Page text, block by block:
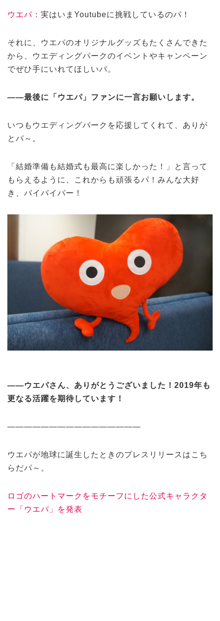
ウエパ： 実はいまYoutubeに挑戦しているのパ！
それに、ウエパのオリジナルグッズもたくさんできた
から、ウエディングパークのイベントやキャンペーン
でぜひ手にいれてほしいパ。
——最後に「ウエパ」ファンに一言お願いします。
いつもウエディングパークを応援してくれて、ありが
とパ～。
「結婚準備も結婚式も最高に楽しかった！」と言って
もらえるように、これからも頑張るパ！みんな大好
き、バイバイパー！
——ウエパさん、ありがとうございました！2019年も
更なる活躍を期待しています！
————————————————
ウエパが地球に誕生したときのプレスリリースはこち
らだパ～。
ロゴのハートマークをモチーフにした公式キャラクタ
ー「ウエパ」を発表